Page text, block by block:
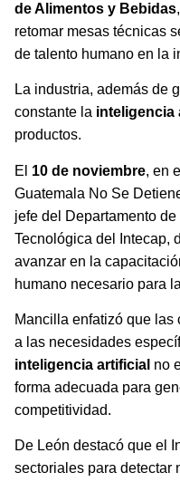
de Alimentos y Bebidas
retomar mesas técnicas
de talento humano en la
La industria, además de
constante la inteligencia
productos.
El 10 de noviembre, en
Guatemala No Se
jefe del Departamento
Tecnológica del Intecap,
avanzar en la
humano necesario para
Mancilla enfatizó que
a las necesidades
inteligencia artificial no
forma adecuada para
competitividad.
De León destacó que el
sectoriales para detectar